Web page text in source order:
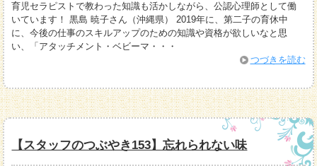
育児セラピストで教わった知識も活かしながら、公認心理師として働
いています！ 黒島 暁子さん（沖縄県） 2019年に、第二子の育休中
に、今後の仕事のスキルアップのための知識や資格が欲しいなと思
い、「アタッチメント・ベビーマ・・・
つづきを読む
【スタッフのつぶやき153】忘れられない味